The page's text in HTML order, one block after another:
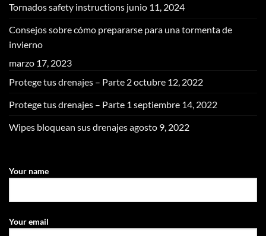
Tornados safety instructions junio 11, 2024
Consejos sobre cómo prepararse para una tormenta de
invierno
marzo 17, 2023
Protege tus drenajes – Parte 2octubre 12, 2022
Protege tus drenajes – Parte 1 septiembre 14, 2022
Wipes bloquean sus drenajesagosto 9, 2022
Your name
Your email